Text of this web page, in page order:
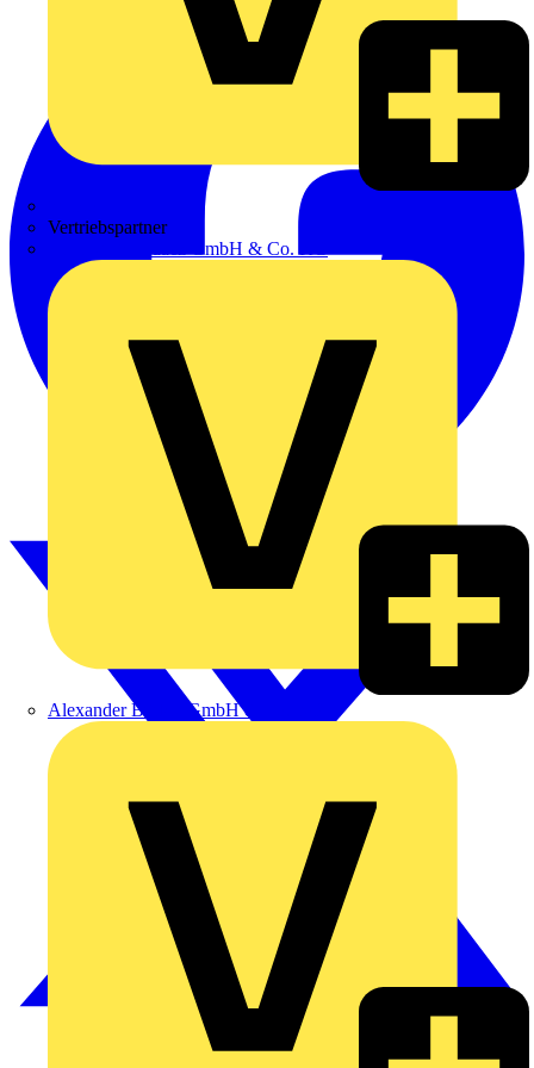
Vertriebspartner
Adalbert Zajadacz GmbH & Co. KG
Alexander Bürkle GmbH & Co. KG